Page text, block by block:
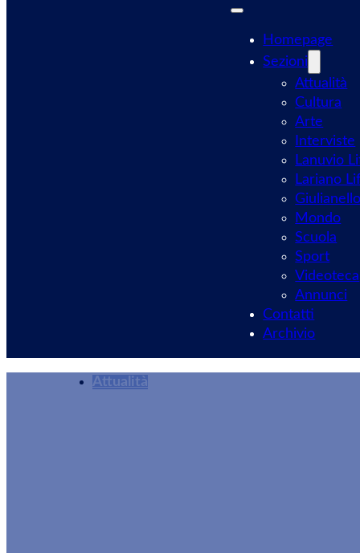
Homepage
Sezioni
Attualità
Cultura
Arte
Interviste
Lanuvio
Lariano
Mondo
Scuola
Sport
Videoteca
Annunci
Contatti
Archivio
Attualità